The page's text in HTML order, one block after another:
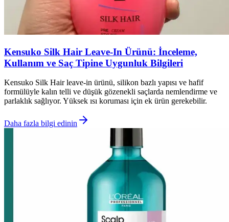
Kensuko Silk Hair Leave-In Ürünü: İnceleme,
Kullanım ve Saç Tipine Uygunluk Bilgileri
Kensuko Silk Hair leave-in ürünü, silikon bazlı yapısı ve hafif
formülüyle kalın telli ve düşük gözenekli saçlarda nemlendirme ve
parlaklık sağlıyor. Yüksek ısı koruması için ek ürün gerekebilir.
Daha fazla bilgi edinin